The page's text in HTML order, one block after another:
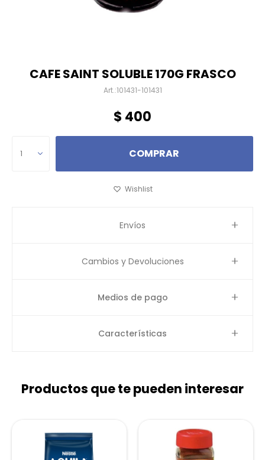
CAFE SAINT SOLUBLE 170G FRASCO
101431-101431
$ 400
1 COMPRAR
Envíos
Cambios y Devoluciones
Medios de pago
Características
Productos que te pueden interesar